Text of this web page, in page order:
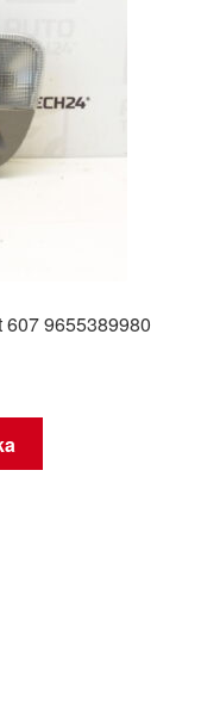
9655389980